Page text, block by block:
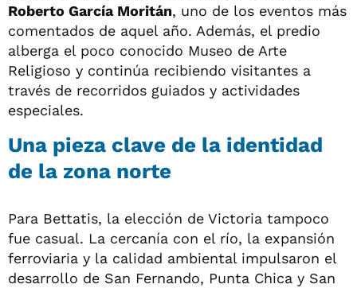
Roberto García Moritán, uno de los eventos más
comentados de aquel año. Además, el predio
alberga el poco conocido Museo de Arte
Religioso y continúa recibiendo visitantes a
través de recorridos guiados y actividades
especiales.
Una pieza clave de la identidad
de la zona norte
Para Bettatis, la elección de Victoria tampoco
fue casual. La cercanía con el río, la expansión
ferroviaria y la calidad ambiental impulsaron el
desarrollo de San Fernando, Punta Chica y San